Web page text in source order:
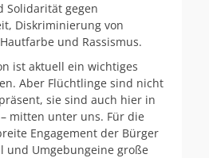
Solidarität gegen
Diskriminierung von
und Rassismus.
ist aktuell ein wichtiges
Aber Flüchtlinge sind nicht
sie sind auch hier in
mitten unter uns. Für die
Engagement der Bürger
und Umgebungeine große